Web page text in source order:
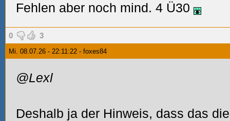
Fehlen aber noch mind. 4 Ü30
0 3
Mi. 08.07.26 - 22:11:22 - foxes84
@Lexl
Deshalb ja der Hinweis, dass das